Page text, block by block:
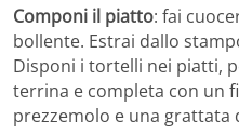
Componi il piatto: fai
bollente. Estrai dallo
Disponi i tortelli nei piatti,
terrina e completa con un
prezzemolo e una grattata